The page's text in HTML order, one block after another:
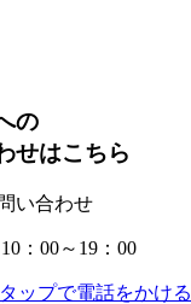
の
せはこちら
い合わせ
：00～19：00
タップで電話をかける